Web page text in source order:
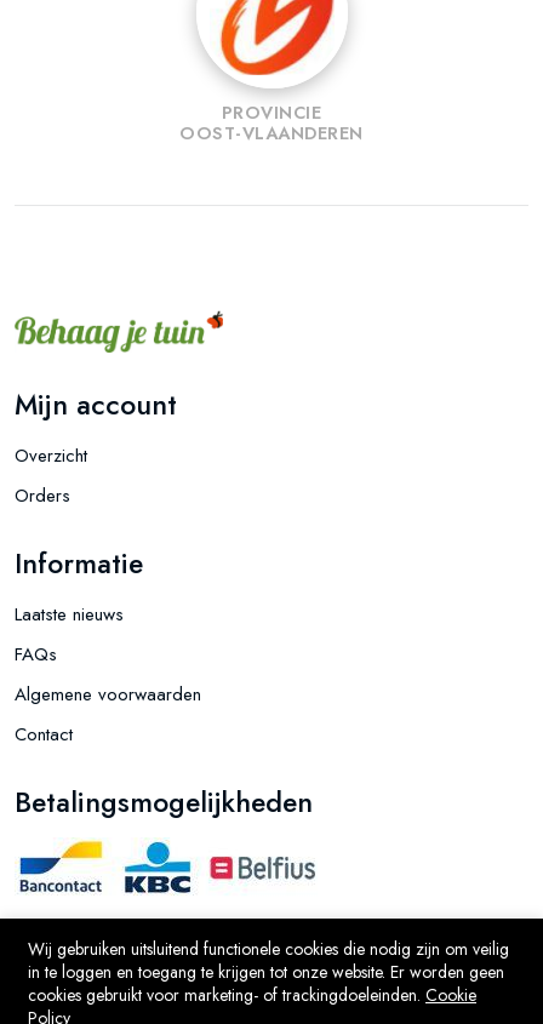
PROVINCIE
OOST-VLAANDEREN
Mijn account
Overzicht
Orders
Informatie
Laatste nieuws
FAQs
Algemene voorwaarden
Contact
Betalingsmogelijkheden
Ontwikkeld door JAAN BV © 2026
Wij gebruiken uitsluitend functionele cookies die nodig zijn om veilig
in te loggen en toegang te krijgen tot onze website. Er worden geen
cookies gebruikt voor marketing- of trackingdoeleinden. Cookie
Policy